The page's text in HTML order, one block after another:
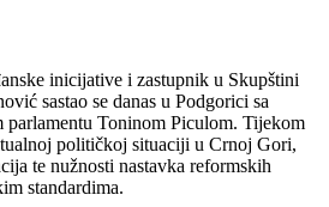
inicijative i zastupnik u Skupštini
sastao se danas u Podgorici sa
parlamentu Toninom Piculom. Tijekom
političkoj situaciji u Crnoj Gori,
te nužnosti nastavka reformskih
standardima.